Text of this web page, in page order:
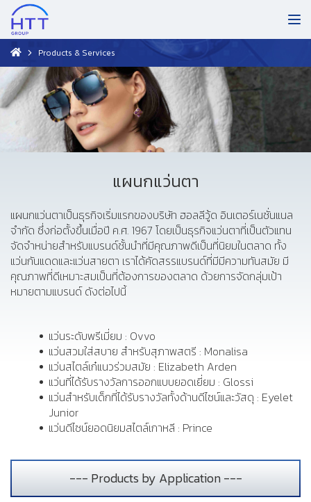
Products & Services
แผนกแว่นตา
แผนกแว่นตาเป็นธุรกิจเริ่มแรกของบริษัท ฮอลลีวู้ด อินเตอร์เนชั่นแนล
จำกัด ซึ่งก่อตั้งขึ้นเมื่อปี ค.ศ. 1967 โดยเป็นธุรกิจแว่นตาที่เป็นตัวแทน
จัดจำหน่ายสำหรับแบรนด์ชั้นนำที่มีคุณภาพดีเป็นที่นิยมในตลาด ทั้ง
แว่นกันแดดและแว่นสายตา เราได้คัดสรรแบรนด์ที่มีมีความทันสมัย มี
คุณภาพที่ดีเหมาะสมเป็นที่ต้องการของตลาด ด้วยการจัดกลุ่มเป้า
หมายตามแบรนด์ ดังต่อไปนี้
แว่นระดับพรีเมี่ยม : Ovvo
แว่นสวมใส่สบาย สำหรับสุภาพสตรี : Monalisa
แว่นสไตล์เก๋แนวร่วมสมัย : Elizabeth Arden
แว่นที่ได้รับรางวัลการออกแบบยอดเยี่ยม : Glossi
แว่นสำหรับเด็กที่ได้รับรางวัลทั้งด้านดีไซน์และวัสดุ : Eyelet
Junior
แว่นดีไซน์ยอดนิยมสไตล์เกาหลี : Prince
--- Products by Application ---